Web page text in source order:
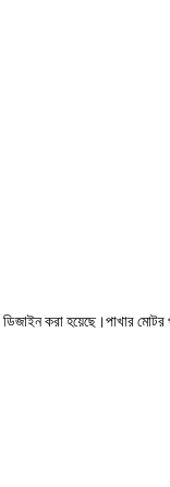
করা হয়েছে।পাখার মোটর